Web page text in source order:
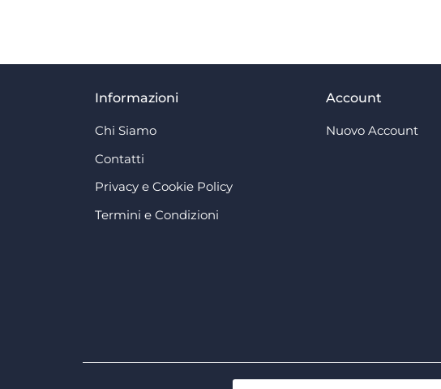
Informazioni
Chi Siamo
Contatti
Privacy e Cookie Policy
Termini e Condizioni
Account
Nuovo Account